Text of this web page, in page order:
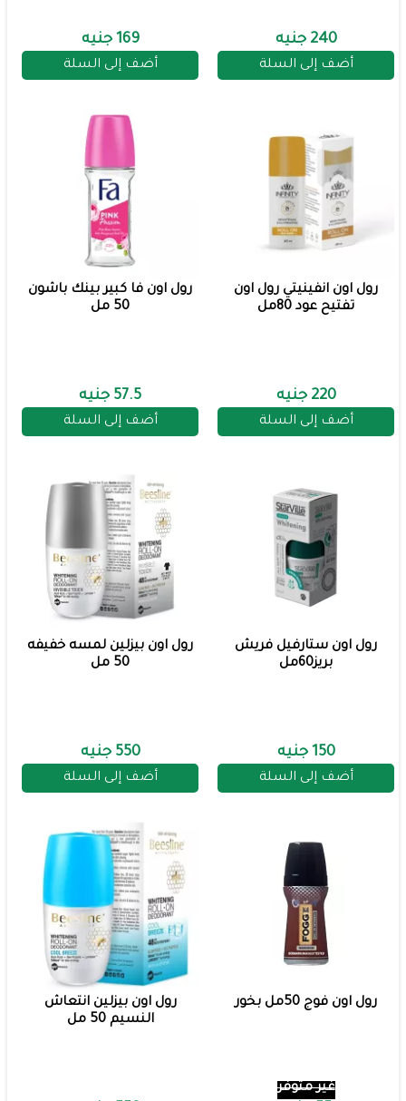
240 جنيه
أضف إلى السلة
169 جنيه
أضف إلى السلة
رول اون انفينيتي رول اون
تفتيح عود 80مل
220 جنيه
أضف إلى السلة
رول اون فا كبير بينك باشون
50 مل
57.5 جنيه
أضف إلى السلة
رول اون ستارفيل فريش
بريز60مل
150 جنيه
أضف إلى السلة
رول اون بيزلين لمسه خفيفه
50 مل
550 جنيه
أضف إلى السلة
رول اون فوج 50مل بخور
غير متوفر
رول اون بيزلين انتعاش
النسيم 50 مل